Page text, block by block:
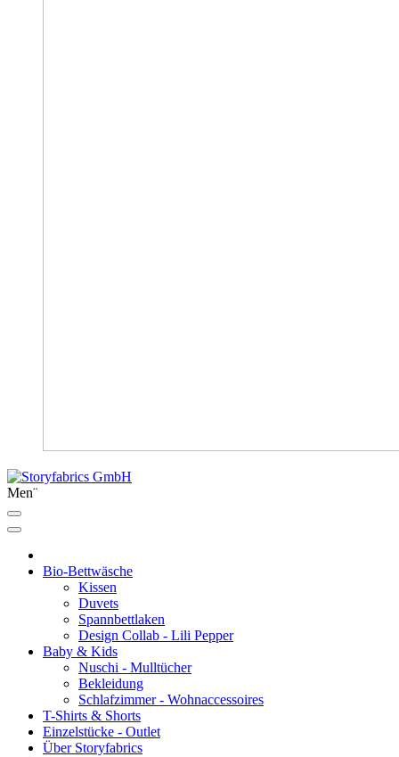
Men¨
Bio-Bettwäsche
Kissen
Duvets
Spannbettlaken
Design Collab - Lili Pepper
Baby & Kids
Nuschi - Mulltücher
Bekleidung
Schlafzimmer - Wohnaccessoires
T-Shirts & Shorts
Einzelstücke - Outlet
Über Storyfabrics